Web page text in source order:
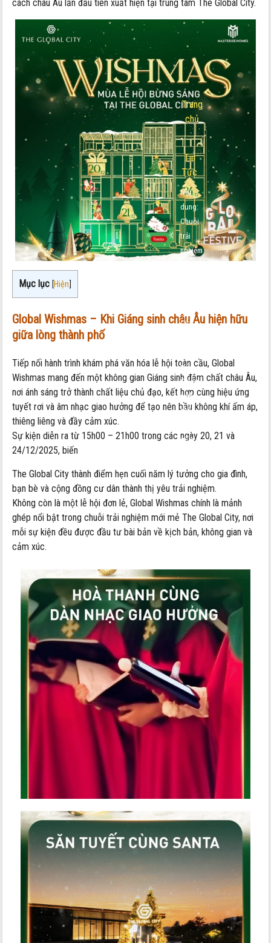
Trang
chủ
-
Tin
Tức
Nội
dung:
Chuỗi
trải
nghiệm
City:
mùa
Giáng
sinh
châu
giữa
TP.HCM
cách châu Âu lần đầu tiên xuất hiện tại trung tâm The Global City.
Mục lục [Hiện]
Global Wishmas – Khi Giáng sinh châu Âu hiện hữu
giữa lòng thành phố
Tiếp nối hành trình khám phá văn hóa lễ hội toàn cầu, Global
Wishmas mang đến một không gian Giáng sinh đậm chất châu Âu,
nơi ánh sáng trở thành chất liệu chủ đạo, kết hợp cùng hiệu ứng
tuyết rơi và âm nhạc giao hưởng để tạo nên bầu không khí ấm áp,
thiêng liêng và đầy cảm xúc.
Sự kiện diễn ra từ 15h00 – 21h00 trong các ngày 20, 21 và
24/12/2025, biến
The Global City thành điểm hẹn cuối năm lý tưởng cho gia đình,
bạn bè và cộng đồng cư dân thành thị yêu trải nghiệm.
Không còn là một lễ hội đơn lẻ, Global Wishmas chính là mảnh
ghép nổi bật trong chuỗi trải nghiệm mới mẻ The Global City, nơi
mỗi sự kiện đều được đầu tư bài bản về kịch bản, không gian và
cảm xúc.